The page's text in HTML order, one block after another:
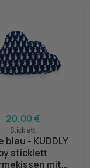
20,00 €
Sticklett
blau - KUDDLY
sticklett
mit